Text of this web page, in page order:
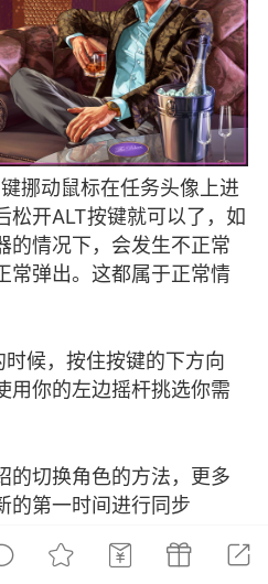
逃离塔科夫
战地5
每日排行
显示自动发
看卡密，或
— 查看订单，
挪动鼠标在任务头像上进
松开ALT按键就可以了，如
的情况下，会发生不正常
常弹出。这都属于正常情
候，按住按键的下方向
用你的左边摇杆挑选你需
的切换角色的方法，更多
的第一时间进行同步